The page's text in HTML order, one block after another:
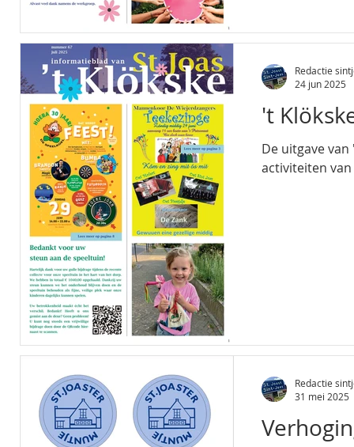
't
De uitgave
activiteiten van
Redactie
24 jun 2025
Redactie
31 mei 2025